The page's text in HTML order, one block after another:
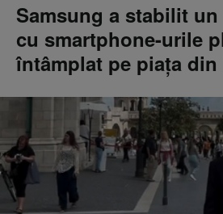
Samsung a stabilit
cu smartphone-urile
întâmplat pe piața din